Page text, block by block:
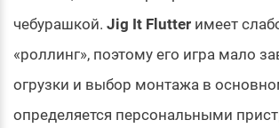
чебурашкой. Jig It Flutter имеет
«роллинг», поэтому его игра мало
огрузки и выбор монтажа в
определяется персональными